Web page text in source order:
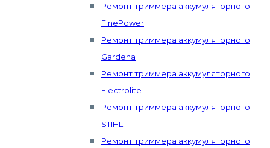
Ремонт триммера аккумуляторного
FinePower
Ремонт триммера аккумуляторного
Gardena
Ремонт триммера аккумуляторного
Electrolite
Ремонт триммера аккумуляторного
STIHL
Ремонт триммера аккумуляторного